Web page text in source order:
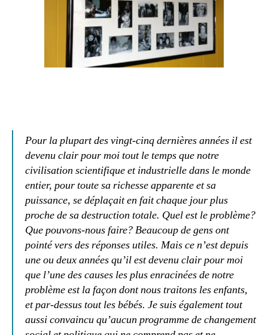
Pour la plupart des vingt-cinq dernières années il est
devenu clair pour moi tout le temps que notre
civilisation scientifique et industrielle dans le monde
entier, pour toute sa richesse apparente et sa
puissance, se déplaçait en fait chaque jour plus
proche de sa destruction totale. Quel est le problème?
Que pouvons-nous faire? Beaucoup de gens ont
pointé vers des réponses utiles. Mais ce n’est depuis
une ou deux années qu’il est devenu clair pour moi
que l’une des causes les plus enracinées de notre
problème est la façon dont nous traitons les enfants,
et par-dessus tout les bébés. Je suis également tout
aussi convaincu qu’aucun programme de changement